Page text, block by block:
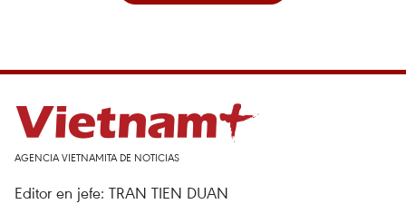
AGENCIA VIETNAMITA DE NOTICIAS
Editor en jefe: TRAN TIEN DUAN